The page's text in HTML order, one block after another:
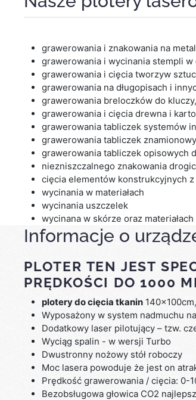
grawerowania i znakowania na
grawerowania i wycinania stempli w
grawerowania i cięcia tworzyw
grawerowania na długopisach i
grawerowania breloczków do
grawerowania i cięcia drewna i
grawerowania tabliczek systemów
grawerowania tabliczek
grawerowania tabliczek opisowych
niezniszczalnego znakowania
cięcia elementów konstrukcyjnych
wycinania w materiałach
wycinania uszczelek
wycinana w skórze oraz
Informacje o
PLOTER TEN JEST
PRĘDKOŚCI DO 1000
plotery do cięcia tkanin
Wyposażony w system nadmuchu
Dodatkowy laser pilotujący – tzw.
Wyciąg spalin - w wersji Turbo
Dwustronny nożowy stół roboczy
Moc lasera powoduje że jest on
Prędkość grawerowania / cięcia: 0-
Bezobsługowa głowica CO2